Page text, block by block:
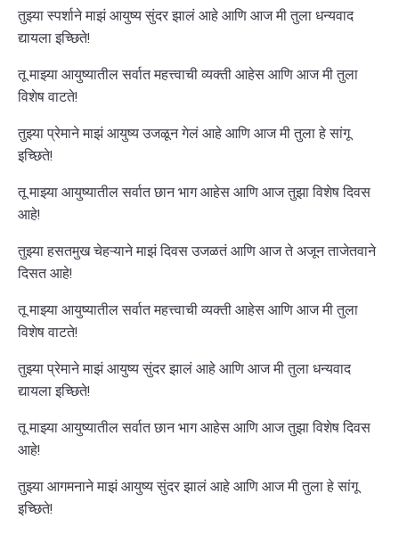
तुझ्या स्पर्शाने माझं आयुष्य सुंदर झालं आहे आणि आज मी तुला धन्यवाद
द्यायला इच्छिते!
तू माझ्या आयुष्यातील सर्वात महत्त्वाची व्यक्ती आहेस आणि आज मी तुला
विशेष वाटते!
तुझ्या प्रेमाने माझं आयुष्य उजळून गेलं आहे आणि आज मी तुला हे सांगू
इच्छिते!
तू माझ्या आयुष्यातील सर्वात छान भाग आहेस आणि आज तुझा विशेष दिवस
आहे!
तुझ्या हसतमुख चेहऱ्याने माझं दिवस उजळतं आणि आज ते अजून ताजेतवाने
दिसत आहे!
तू माझ्या आयुष्यातील सर्वात महत्त्वाची व्यक्ती आहेस आणि आज मी तुला
विशेष वाटते!
तुझ्या प्रेमाने माझं आयुष्य सुंदर झालं आहे आणि आज मी तुला धन्यवाद
द्यायला इच्छिते!
तू माझ्या आयुष्यातील सर्वात छान भाग आहेस आणि आज तुझा विशेष दिवस
आहे!
तुझ्या आगमनाने माझं आयुष्य सुंदर झालं आहे आणि आज मी तुला हे सांगू
इच्छिते!